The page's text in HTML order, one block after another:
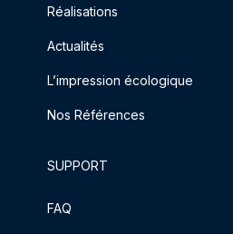
Réalisations
Actualités
L’impression écologique
Nos Références
SUPPORT
FAQ